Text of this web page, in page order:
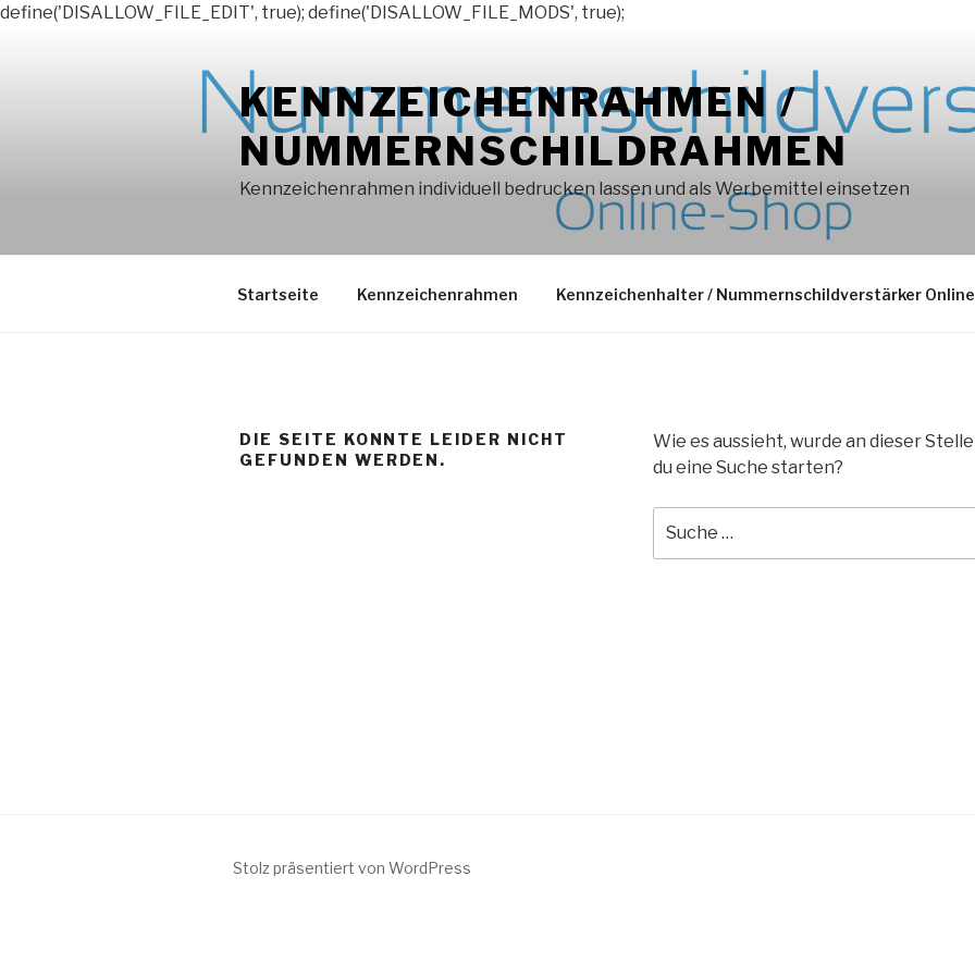
define('DISALLOW_FILE_EDIT', true); define('DISALLOW_FILE_MODS', true);
KENNZEICHENRAHMEN /
NUMMERNSCHILDRAHMEN
Kennzeichenrahmen individuell bedrucken lassen und als Werbemittel einsetzen
Startseite Kennzeichenrahmen Kennzeichenhalter / Nummernschildverstärker
DIE SEITE KONNTE LEIDER NICHT
GEFUNDEN WERDEN.
Wie es aussieht, wurde an dieser
du eine Suche starten?
nach:
Stolz präsentiert von WordPress